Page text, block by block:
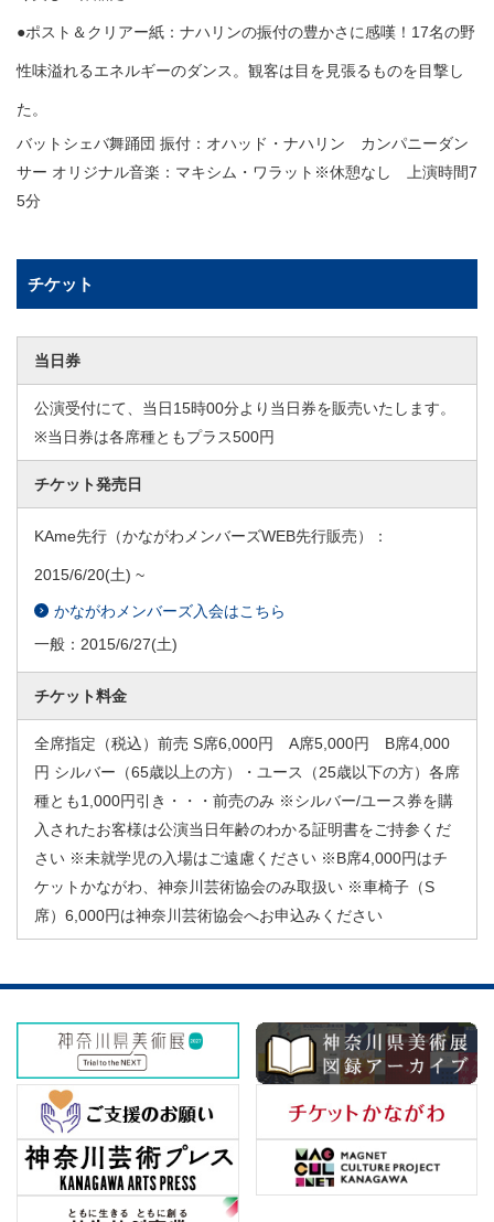
●ポスト＆クリアー紙：ナハリンの振付の豊かさに感嘆！17名の野
性味溢れるエネルギーのダンス。観客は目を見張るものを目撃し
た。
バットシェバ舞踊団 振付：オハッド・ナハリン カンパニーダン
サー オリジナル音楽：マキシム・ワラット※休憩なし 上演時間7
5分
チケット
当日券
公演受付にて、当日15時00分より当日券を販売いたします。
※当日券は各席種ともプラス500円
チケット発売日
KAme先行（かながわメンバーズWEB先行販売）：
2015/6/20(土) ~
かながわメンバーズ入会はこちら
一般： 2015/6/27(土)
チケット料金
全席指定（税込）前売 S席6,000円 A席5,000円 B席4,000
円 シルバー（65歳以上の方）・ユース（25歳以下の方）各席
種とも1,000円引き・・・前売のみ ※シルバー/ユース券を購
入されたお客様は公演当日年齢のわかる証明書をご持参くだ
さい ※未就学児の入場はご遠慮ください ※B席4,000円はチ
ケットかながわ、神奈川芸術協会のみ取扱い ※車椅子（S
席）6,000円は神奈川芸術協会へお申込みください